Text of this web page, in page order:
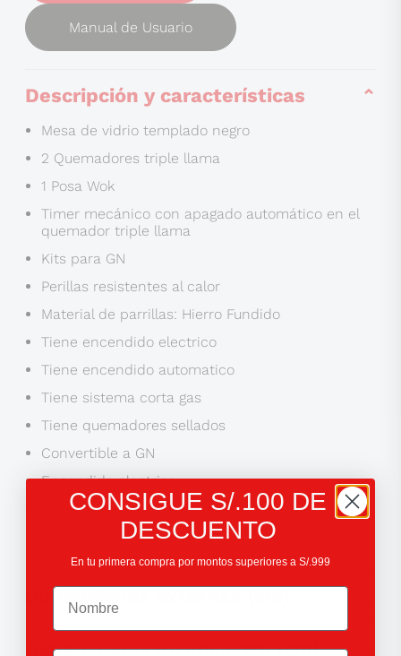
Manual de Usuario
Descripción y características
Mesa de vidrio templado negro
2 Quemadores triple llama
1 Posa Wok
Timer mecánico con apagado automático en el
quemador triple llama
Kits para GN
Perillas resistentes al calor
Material de parrillas: Hierro Fundido
Tiene encendido electrico
Tiene encendido automatico
Tiene sistema corta gas
Tiene quemadores sellados
Convertible a GN
Encendido electrico
Material de parrillas: Hierro Fundido
Encendido automatico
Dimensiones externas (cm)
Dimensiones de encastre (cm)
CONSIGUE S/.100 DE
DESCUENTO
En tu primera compra por montos superiores a S/.999
Teléfono